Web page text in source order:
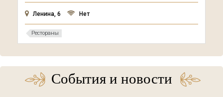
Юбилейный проспект, 57
Кафе
События и новости